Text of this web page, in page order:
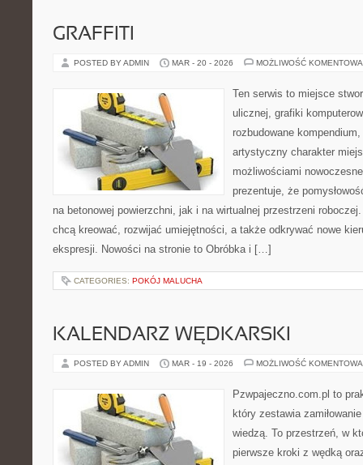
GRAFFITI
POSTED BY ADMIN MAR - 20 - 2026 MOŻLIWOŚĆ
Ten serwis to miejsce
ulicznej, grafiki
rozbudowane
artystyczny charakter
możliwościami
prezentuje, że
na betonowej powierzchni, jak i na wirtualnej przestrzeni
chcą kreować, rozwijać umiejętności, a także odkrywać nowe
ekspresji. Nowości na stronie to Obróbka i […]
CATEGORIES: POKÓJ MALUCHA
KALENDARZ WĘDKARSKI
POSTED BY ADMIN MAR - 19 - 2026 MOŻLIWOŚĆ
Pzwpajeczno.com.pl to
który zestawia
wiedzą. To przestrzeń, w
pierwsze kroki z wędką